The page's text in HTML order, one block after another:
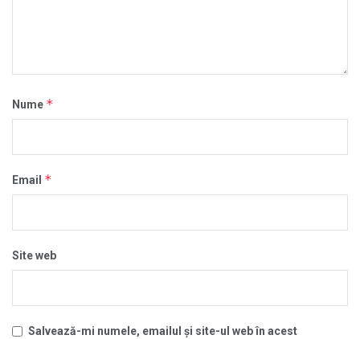
Nume *
Email *
Site web
Salvează-mi numele, emailul și site-ul web în acest